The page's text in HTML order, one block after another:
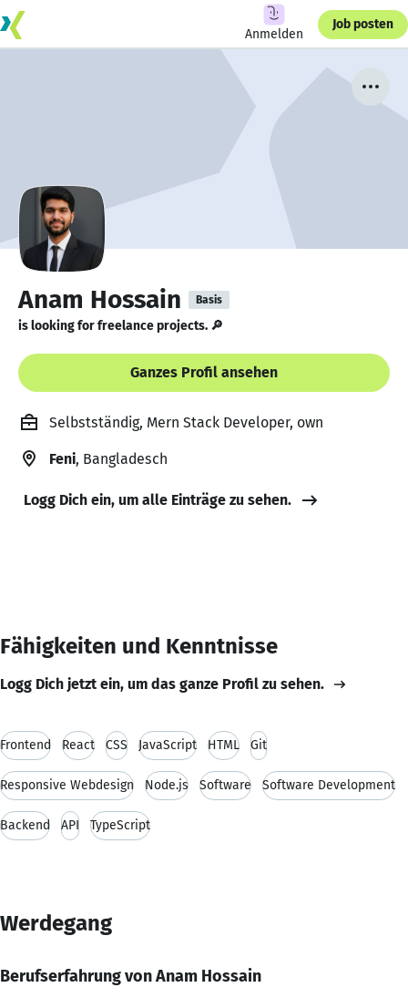
Anmelden
Job posten
Anam Hossain Basis
is looking for freelance projects. 🔎
Ganzes Profil ansehen
Selbstständig, Mern Stack Developer, own
Feni, Bangladesch
Logg Dich ein, um alle Einträge zu sehen.
Fähigkeiten und Kenntnisse
Logg Dich jetzt ein, um das ganze Profil zu sehen.
Frontend React CSS JavaScript HTML Git
Responsive Webdesign Node.js Software Software Development
Backend API TypeScript
Werdegang
Berufserfahrung von Anam Hossain